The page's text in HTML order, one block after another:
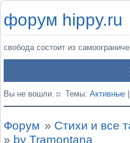
форум hippy.ru
свобода состоит из
Вы не вошли. Темы: Активные
Форум » Стихи и все
» by Tramontana